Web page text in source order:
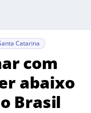
Catarina
com
abaixo
Brasil